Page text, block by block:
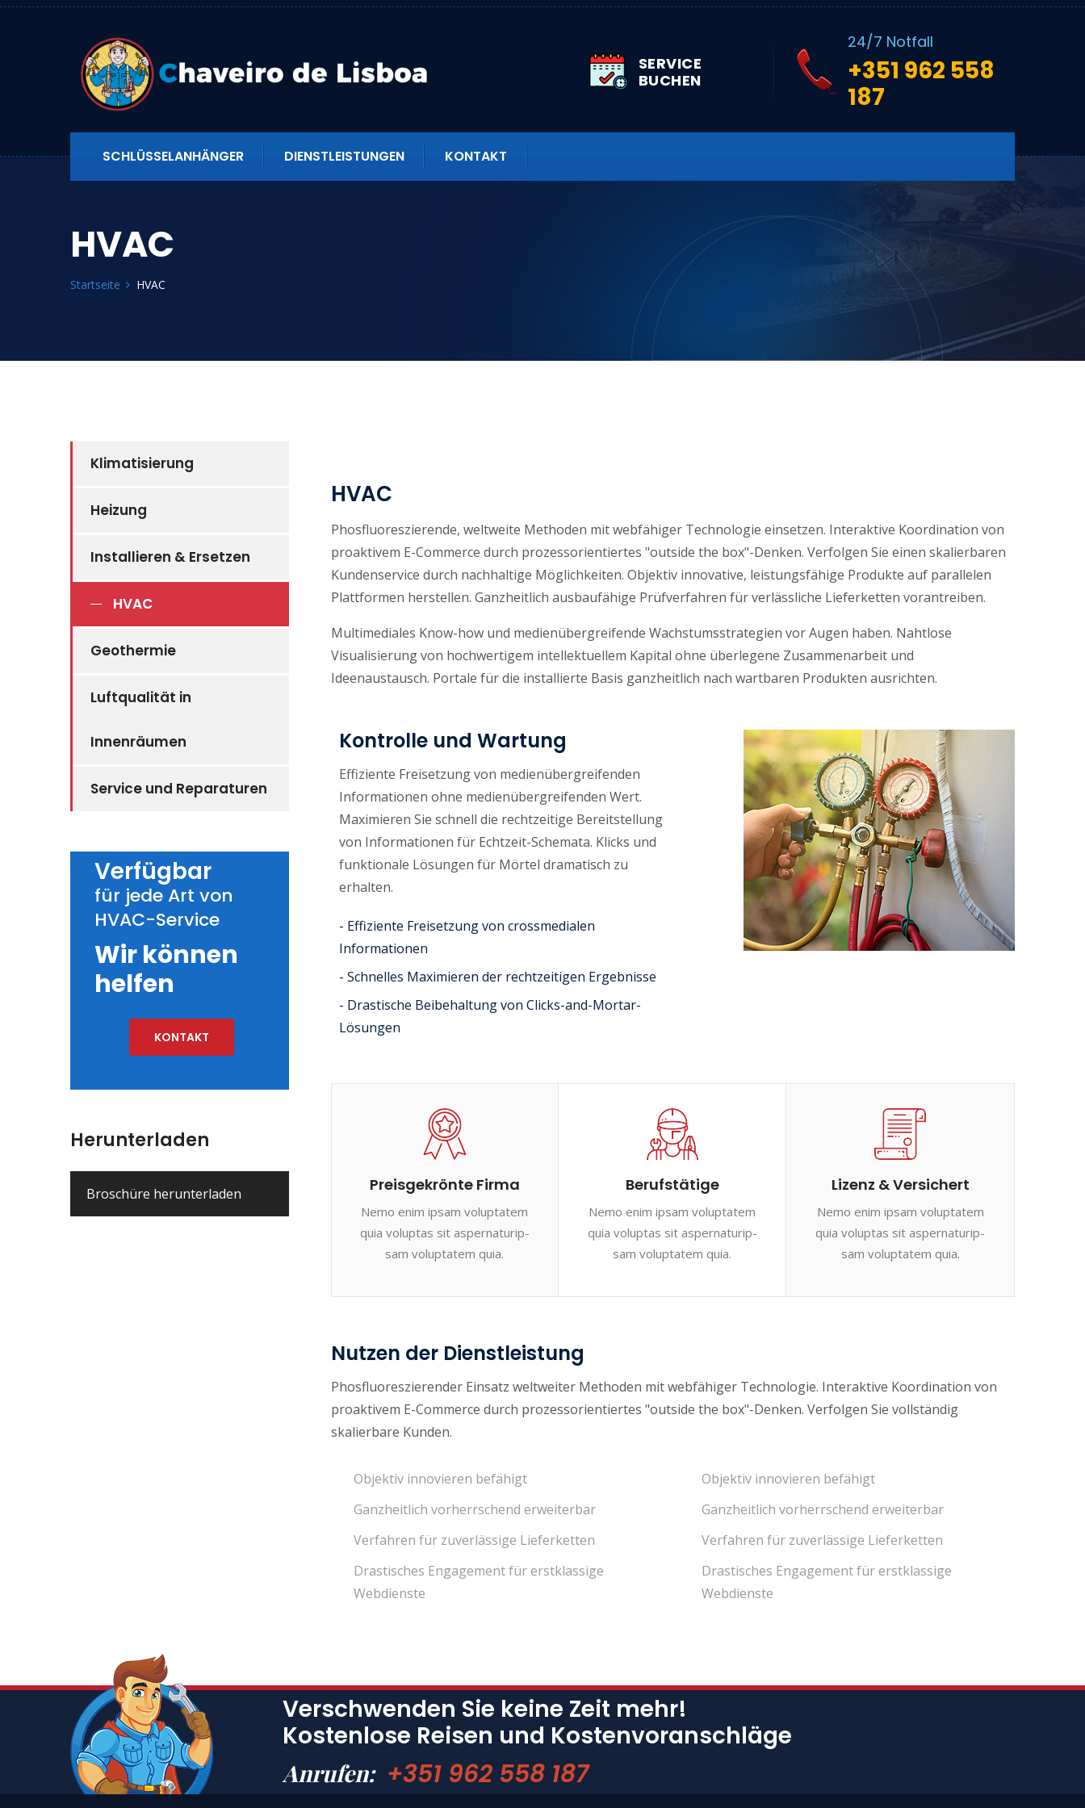
SERVICE
BUCHEN
24/7 Notfall
+351 962 558
187
SCHLÜSSELANHÄNGER DIENSTLEISTUNGEN KONTAKT
HVAC
Startseite HVAC
Klimatisierung
Heizung
Installieren & Ersetzen
HVAC
Geothermie
Luftqualität in
Innenräumen
Service und Reparaturen
Verfügbar
für jede Art von
HVAC-Service
Wir können
helfen
KONTAKT
Herunterladen
Broschüre herunterladen
HVAC
Phosfluoreszierende, weltweite Methoden mit webfähiger Technologie einsetzen. Interaktive Koordination von
proaktivem E-Commerce durch prozessorientiertes "outside the box"-Denken. Verfolgen Sie einen skalierbaren
Kundenservice durch nachhaltige Möglichkeiten. Objektiv innovative, leistungsfähige Produkte auf parallelen
Plattformen herstellen. Ganzheitlich ausbaufähige Prüfverfahren für verlässliche Lieferketten vorantreiben.
Multimediales Know-how und medienübergreifende Wachstumsstrategien vor Augen haben. Nahtlose
Visualisierung von hochwertigem intellektuellem Kapital ohne überlegene Zusammenarbeit und
Ideenaustausch. Portale für die installierte Basis ganzheitlich nach wartbaren Produkten ausrichten.
Kontrolle und Wartung
Effiziente Freisetzung von medienübergreifenden
Informationen ohne medienübergreifenden Wert.
Maximieren Sie schnell die rechtzeitige Bereitstellung
von Informationen für Echtzeit-Schemata. Klicks und
funktionale Lösungen für Mörtel dramatisch zu
erhalten.
- Effiziente Freisetzung von crossmedialen
Informationen
- Schnelles Maximieren der rechtzeitigen Ergebnisse
- Drastische Beibehaltung von Clicks-and-Mortar-
Lösungen
Preisgekrönte Firma
Nemo enim ipsam voluptatem
quia voluptas sit aspernaturip-
sam voluptatem quia.
Berufstätige
Nemo enim ipsam voluptatem
quia voluptas sit aspernaturip-
sam voluptatem quia.
Lizenz & Versichert
Nemo enim ipsam voluptatem
quia voluptas sit aspernaturip-
sam voluptatem quia.
Nutzen der Dienstleistung
Phosfluoreszierender Einsatz weltweiter Methoden mit webfähiger Technologie. Interaktive Koordination von
proaktivem E-Commerce durch prozessorientiertes "outside the box"-Denken. Verfolgen Sie vollständig
skalierbare Kunden.
Objektiv innovieren befähigt
Ganzheitlich vorherrschend erweiterbar
Verfahren für zuverlässige Lieferketten
Drastisches Engagement für erstklassige
Webdienste
Objektiv innovieren befähigt
Ganzheitlich vorherrschend erweiterbar
Verfahren für zuverlässige Lieferketten
Drastisches Engagement für erstklassige
Webdienste
Verschwenden Sie keine Zeit mehr!
Kostenlose Reisen und Kostenvoranschläge
Anrufen: +351 962 558 187